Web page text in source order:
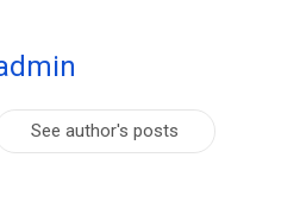
See author's posts